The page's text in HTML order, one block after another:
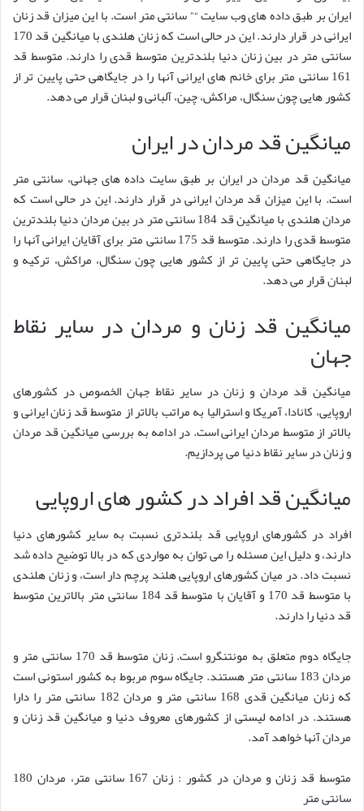
ایران بر طبق داده های وب سایت “” سانتی متر است. با این میزان قد زنان
ایرانی در قرار دارند. این در حالی است که زنان هلندی با میانگین قد 170
سانتی متر در بین زنان دنیا بلندترین متوسط قدی را دارند. متوسط قد
161 سانتی متر برای خانم های ایرانی آنها را در جایگاهی حتی پایین تر از
کشور هایی چون سنگال، مراکش، چین، آلبانی و لبنان قرار می دهد.
میانگین قد مردان در ایران
میانگین قد مردان در ایران بر طبق سایت داده های جهانی، سانتی متر
است. با این میزان قد مردان ایرانی در قرار دارند. این در حالی است که
مردان هلندی با میانگین قد 184 سانتی متر در بین مردان دنیا بلندترین
متوسط قدی را دارند. متوسط قد 175 سانتی متر برای آقایان ایرانی آنها را
در جایگاهی حتی پایین تر از کشور هایی چون سنگال، مراکش، ترکیه و
لبنان قرار می دهد.
میانگین قد زنان و مردان در سایر نقاط
جهان
میانگین قد مردان و زنان در سایر نقاط جهان الخصوص در کشورهای
اروپایی، کانادا، آمریکا و استرالیا به مراتب بالاتر از متوسط قد زنان ایرانی و
بالاتر از متوسط مردان ایرانی است. در ادامه به بررسی میانگین قد مردان
و زنان در سایر نقاط دنیا می پردازیم.
میانگین قد افراد در کشور های اروپایی
افراد در کشورهای اروپایی قد بلندتری نسبت به سایر کشورهای دنیا
دارند، و دلیل این مسئله را می توان به مواردی که در بالا توضیح داده شد
نسبت داد. در میان کشورهای اروپایی هلند پرچم دار است، و زنان هلندی
با متوسط قد 170 و آقایان با متوسط قد 184 سانتی متر بالاترین متوسط
قد دنیا را دارند.
جایگاه دوم متعلق به مونتنگرو است. زنان متوسط قد 170 سانتی متر و
مردان 183 سانتی متر هستند. جایگاه سوم مربوط به کشور استونی است
که زنان میانگین قدی 168 سانتی متر و مردان 182 سانتی متر را دارا
هستند. در ادامه لیستی از کشورهای معروف دنیا و میانگین قد زنان و
مردان آنها خواهد آمد.
متوسط قد زنان و مردان در کشور : زنان 167 سانتی متر، مردان 180
سانتی متر